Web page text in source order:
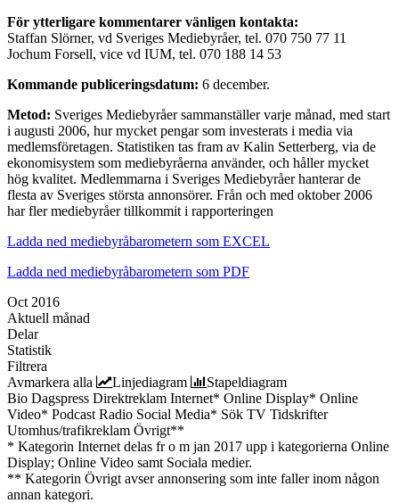
För ytterligare kommentarer vänligen kontakta:
Staffan Slörner, vd Sveriges Mediebyråer, tel. 070 750 77 11
Jochum Forsell, vice vd IUM, tel. 070 188 14 53
Kommande publiceringsdatum: 6 december.
Metod: Sveriges Mediebyråer sammanställer varje månad, med start
i augusti 2006, hur mycket pengar som investerats i media via
medlemsföretagen. Statistiken tas fram av Kalin Setterberg, via de
ekonomisystem som mediebyråerna använder, och håller mycket
hög kvalitet. Medlemmarna i Sveriges Mediebyråer hanterar de
flesta av Sveriges största annonsörer. Från och med oktober 2006
har fler mediebyråer tillkommit i rapporteringen
Ladda ned mediebyråbarometern som EXCEL
Ladda ned mediebyråbarometern som PDF
Oct 2016
Aktuell månad
Delar
Statistik
Filtrera
Avmarkera alla
Linjediagram
Stapeldiagram
Bio Dagspress Direktreklam Internet* Online Display* Online
Video* Podcast Radio Social Media* Sök TV Tidskrifter
Utomhus/trafikreklam Övrigt**
* Kategorin Internet delas fr o m jan 2017 upp i kategorierna Online
Display; Online Video samt Sociala medier.
** Kategorin Övrigt avser annonsering som inte faller inom någon
annan kategori.